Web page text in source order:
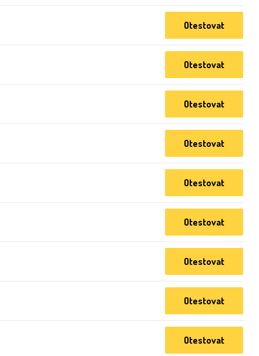
Otestovat
Otestovat
Otestovat
Otestovat
Otestovat
Otestovat
Otestovat
Otestovat
Otestovat